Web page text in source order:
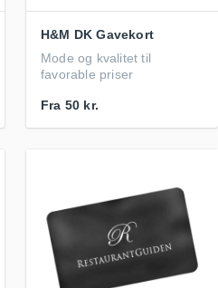
H&M DK Gavekort
Mode og kvalitet til
favorable priser
Fra 50 kr.